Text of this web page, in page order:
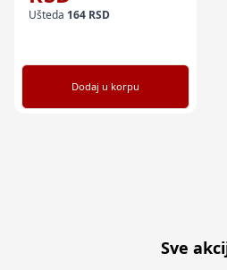
Ušteda 164 RSD
Dodaj u korpu
Sve